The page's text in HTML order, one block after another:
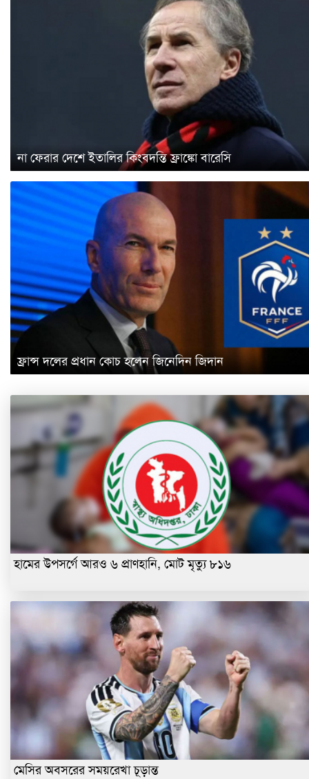
না ফেরার দেশে ইতালির কিংবদন্তি ফ্রাঙ্কো বারেসি
ফ্রান্স দলের প্রধান কোচ হলেন জিনেদিন জিদান
হামের উপসর্গে আরও ৬ প্রাণহানি, মোট মৃত্যু ৮১৬
মেসির অবসরের সময়রেখা চূড়ান্ত